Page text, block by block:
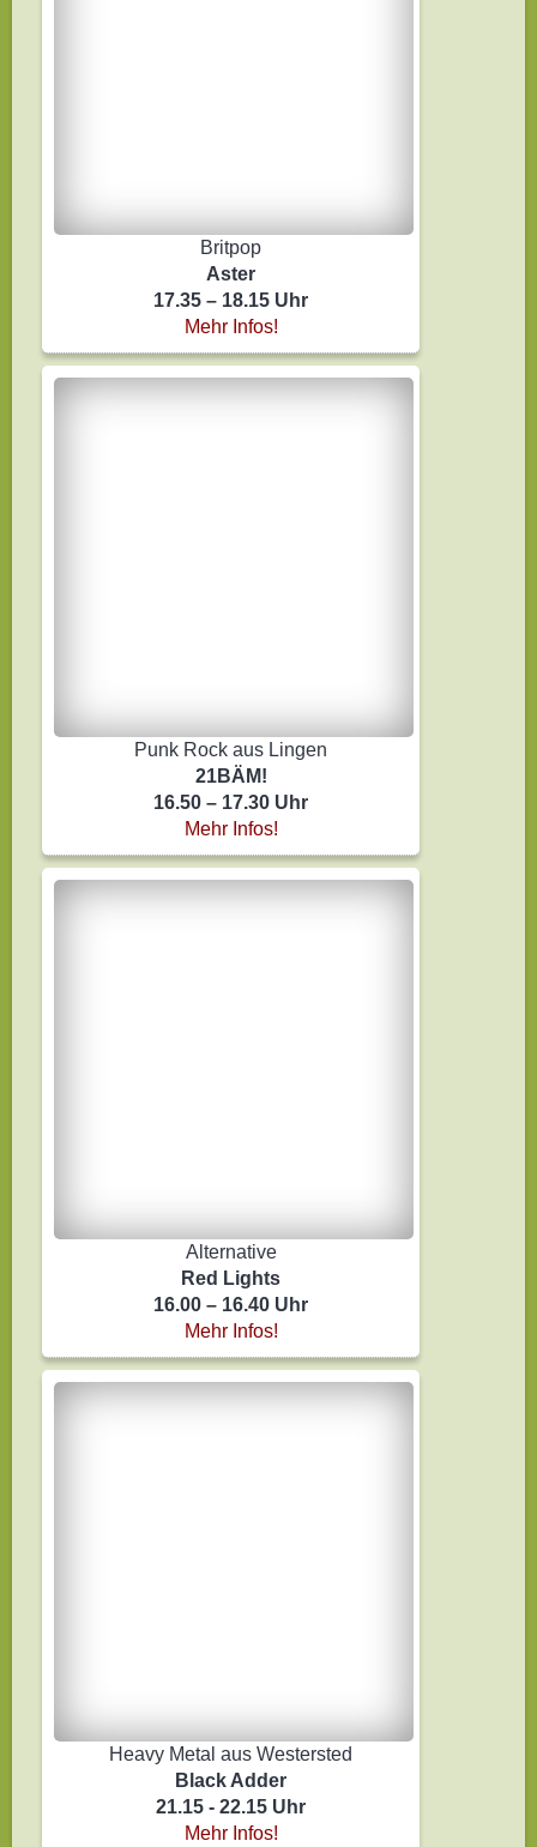
Britpop
Aster
17.35 – 18.15 Uhr
Mehr Infos!
Punk Rock aus Lingen
21BÄM!
16.50 – 17.30 Uhr
Mehr Infos!
Alternative
Red Lights
16.00 – 16.40 Uhr
Mehr Infos!
Heavy Metal aus Westersted
Black Adder
21.15 - 22.15 Uhr
Mehr Infos!